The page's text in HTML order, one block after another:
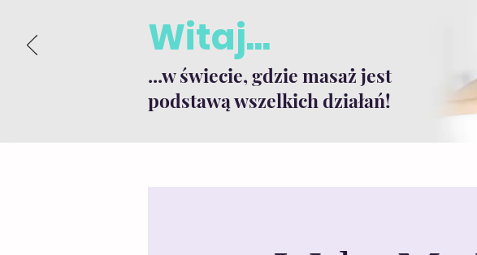
Witaj...
...w świecie, gdzie masaż jest
podstawą wszelkich działań!